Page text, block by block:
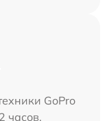
GoPro
часов.